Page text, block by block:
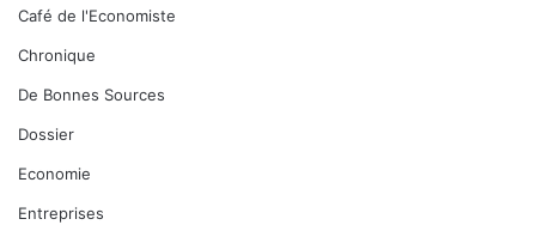
Café de l'Economiste
Chronique
De Bonnes Sources
Dossier
Economie
Entreprises